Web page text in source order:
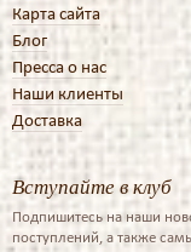
Карта сайта
Блог
Пресса о нас
Наши клиенты
Доставка
Вступайте в клуб
Подпишитесь на наши
поступлений, а также